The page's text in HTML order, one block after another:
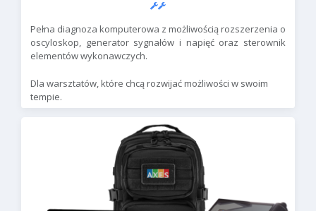
Pełna diagnoza komputerowa z możliwością rozszerzenia o
oscyloskop, generator sygnałów i napięć oraz sterownik
elementów wykonawczych.
Dla warsztatów, które chcą rozwijać możliwości w swoim
tempie.